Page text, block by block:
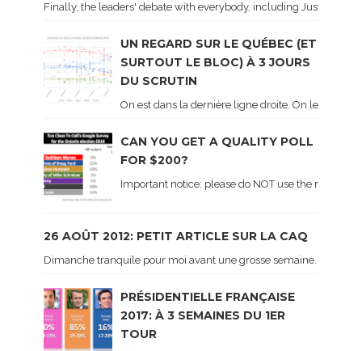
Finally, the leaders' debate with everybody, including Justin
UN REGARD SUR LE QUÉBEC (ET
SURTOUT LE BLOC) À 3 JOURS
DU SCRUTIN
On est dans la dernière ligne droite. On le sait
CAN YOU GET A QUALITY POLL
FOR $200?
Important notice: please do NOT use the
26 AOÛT 2012: PETIT ARTICLE SUR LA CAQ
Dimanche tranquile pour moi avant une grosse semaine. Voici
PRÉSIDENTIELLE FRANÇAISE
2017: À 3 SEMAINES DU 1ER
TOUR